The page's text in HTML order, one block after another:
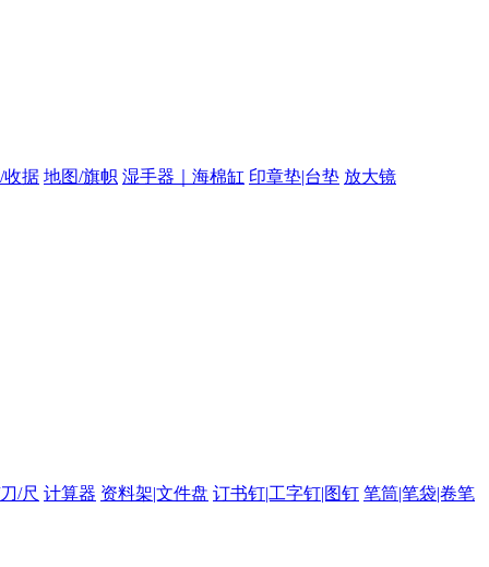
收据 地图/旗帜 湿手器｜海棉缸 印章垫|台垫 放大镜
/尺 计算器 资料架|文件盘 订书钉|工字钉|图钉 笔筒|笔袋|卷笔